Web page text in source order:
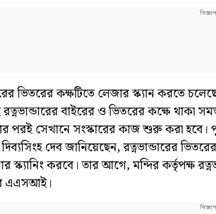
ভিতরের কক্ষটিতে লেজার স্ক্যান করতে
বাইরের ও ভিতরের কক্ষে থাকা
পরই সেখানে সংস্কারের কাজ শুরু করা হবে।
দিব্যসিংহ দেব জানিয়েছেন, রত্নভান্ডারের
স্ক্যানিং করবে। তার আগে, মন্দির কর্তৃপক্ষ
এএসআই।